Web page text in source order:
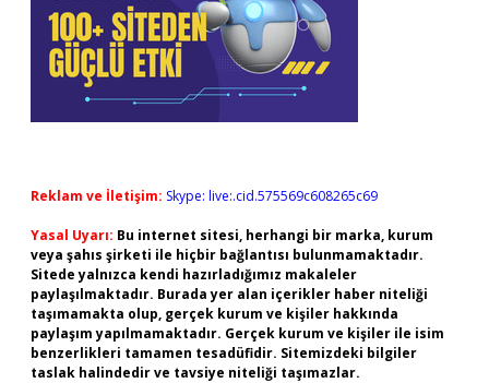
Reklam ve İletişim: Skype: live:.cid.575569c608265c69
Yasal Uyarı: Bu internet sitesi, herhangi bir marka, kurum
veya şahıs şirketi ile hiçbir bağlantısı bulunmamaktadır.
Sitede yalnızca kendi hazırladığımız makaleler
paylaşılmaktadır. Burada yer alan içerikler haber niteliği
taşımamakta olup, gerçek kurum ve kişiler hakkında
paylaşım yapılmamaktadır. Gerçek kurum ve kişiler ile isim
benzerlikleri tamamen tesadüfidir. Sitemizdeki bilgiler
taslak halindedir ve tavsiye niteliği taşımazlar.